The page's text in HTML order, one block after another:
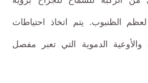
الظنبوب. يتم اتخاذ احتياطات
والأوعية الدموية التي تعبر مفصل